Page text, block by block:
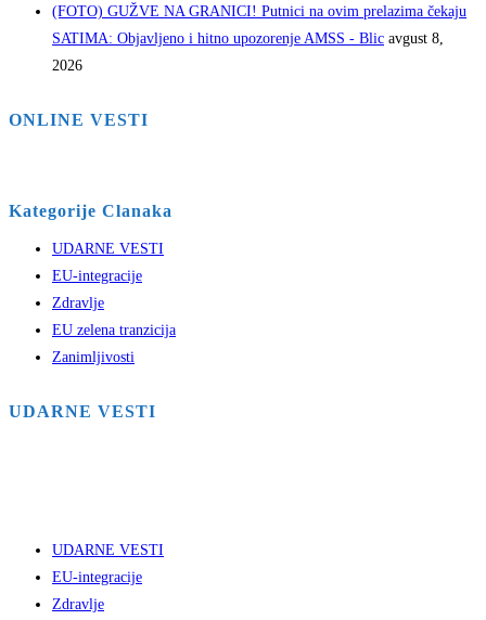
(FOTO) GUŽVE NA GRANICI! Putnici na ovim prelazima čekaju
SATIMA: Objavljeno i hitno upozorenje AMSS - Blic avgust 8,
2026
ONLINE VESTI
Kategorije Clanaka
UDARNE VESTI
EU-integracije
Zdravlje
EU zelena tranzicija
Zanimljivosti
UDARNE VESTI
UDARNE VESTI
EU-integracije
Zdravlje